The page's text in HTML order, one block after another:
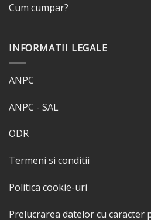
Cum cumpar?
INFORMATII LEGALE
ANPC
ANPC - SAL
ODR
Termeni si conditii
Politica cookie-uri
Prelucrarea datelor cu caracter